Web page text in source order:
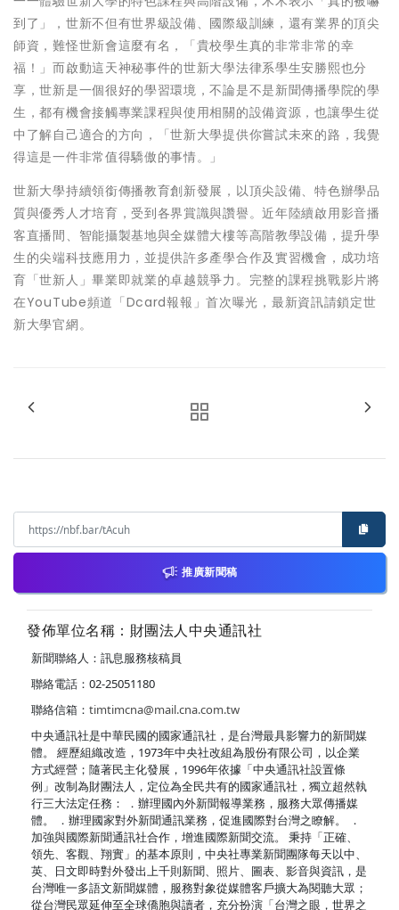
到了」，世新不但有世界級設備、國際級訓練，還有業界的頂尖
師資，難怪世新會這麼有名，「貴校學生真的非常非常的幸
福！」而啟動這天神秘事件的世新大學法律系學生安勝熙也分
享，世新是一個很好的學習環境，不論是不是新聞傳播學院的學
生，都有機會接觸專業課程與使用相關的設備資源，也讓學生從
中了解自己適合的方向，「世新大學提供你嘗試未來的路，我覺
得這是一件非常值得驕傲的事情。」
世新大學持續領銜傳播教育創新發展，以頂尖設備、特色辦學品
質與優秀人才培育，受到各界賞識與讚譽。近年陸續啟用影音播
客直播間、智能攝製基地與全媒體大樓等高階教學設備，提升學
生的尖端科技應用力，並提供許多產學合作及實習機會，成功培
育「世新人」畢業即就業的卓越競爭力。完整的課程挑戰影片將
在YouTube頻道「Dcard報報」首次曝光，最新資訊請鎖定世
新大學官網。
推廣新聞稿
發佈單位名稱：財團法人中央通訊社
新聞聯絡人：訊息服務核稿員
聯絡電話：02-25051180
聯絡信箱： timtimcna@mail.cna.com.tw
中央通訊社是中華民國的國家通訊社，是台灣最具影響力的新聞媒
體。 經歷組織改造，1973年中央社改組為股份有限公司，以企業
方式經營；隨著民主化發展，1996年依據「中央通訊社設置條
例」改制為財團法人，定位為全民共有的國家通訊社，獨立超然執
行三大法定任務： ．辦理國內外新聞報導業務，服務大眾傳播媒
體。 ．辦理國家對外新聞通訊業務，促進國際對台灣之瞭解。 ．
加強與國際新聞通訊社合作，增進國際新聞交流。 秉持「正確、
領先、客觀、翔實」的基本原則，中央社專業新聞團隊每天以中、
英、日文即時對外發出上千則新聞、照片、圖表、影音與資訊，是
台灣唯一多語文新聞媒體，服務對象從媒體客戶擴大為閱聽大眾；
從台灣民眾延伸至全球僑胞與讀者，充分扮演「台灣之眼，世界之